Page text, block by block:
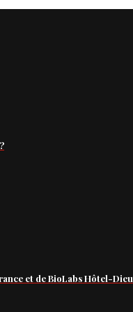
et de BioLabs Hôtel-Dieu